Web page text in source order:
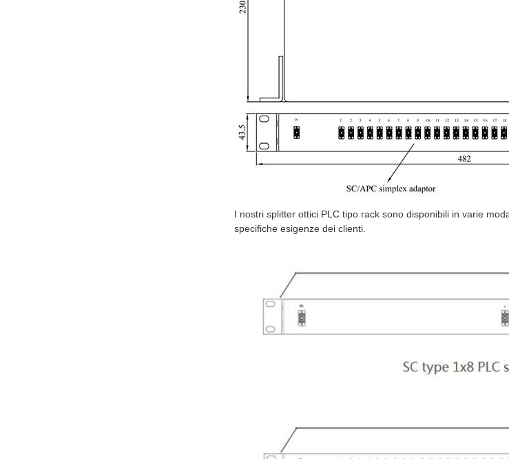
I nostri splitter ottici PLC tipo rack sono disponibili in varie
specifiche esigenze dei clienti.